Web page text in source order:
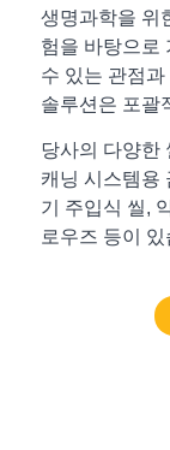
생명과학을 위
험을 바탕으로
수 있는 관점
솔루션은 포괄
당사의 다양한
캐닝 시스템용
기 주입식 씰,
로우즈 등이 있